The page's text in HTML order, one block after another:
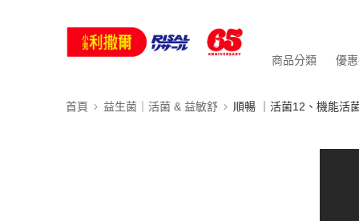
商品分類 優
首頁 益生菌｜活菌 & 益敏舒 順暢 ｜活菌12、機能活